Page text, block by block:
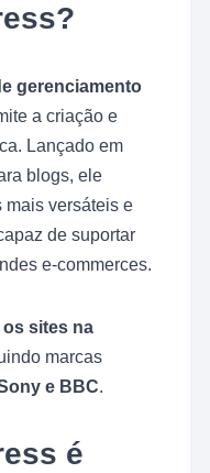
gerenciamento
a criação e
Lançado em
blogs, ele
mais versáteis e
de suportar
e-commerces.
os sites na
marcas
e BBC.
é